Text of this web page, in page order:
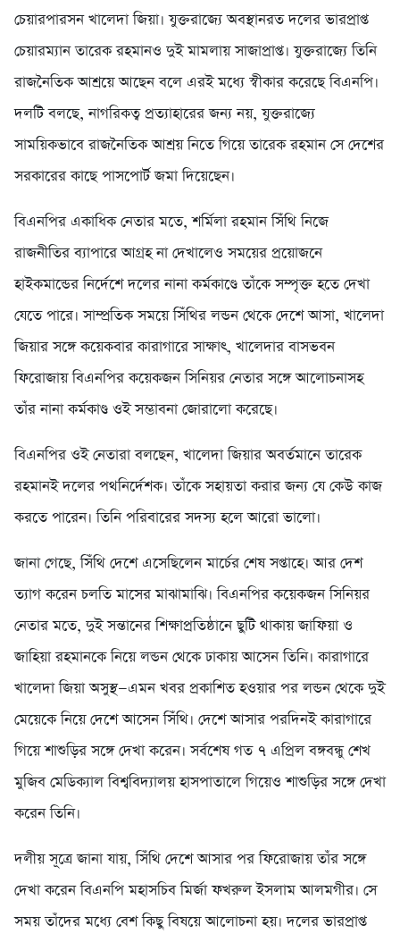
চেয়ারপারসন খালেদা জিয়া। যুক্তরাজ্যে অবস্থানরত দলের ভারপ্রাপ্ত
চেয়ারম্যান তারেক রহমানও দুই মামলায় সাজাপ্রাপ্ত। যুক্তরাজ্যে তিনি
রাজনৈতিক আশ্রয়ে আছেন বলে এরই মধ্যে স্বীকার করেছে বিএনপি।
দলটি বলছে, নাগরিকত্ব প্রত্যাহারের জন্য নয়, যুক্তরাজ্যে
সাময়িকভাবে রাজনৈতিক আশ্রয় নিতে গিয়ে তারেক রহমান সে দেশের
সরকারের কাছে পাসপোর্ট জমা দিয়েছেন।
বিএনপির একাধিক নেতার মতে, শর্মিলা রহমান সিঁথি নিজে
রাজনীতির ব্যাপারে আগ্রহ না দেখালেও সময়ের প্রয়োজনে
হাইকমান্ডের নির্দেশে দলের নানা কর্মকাণ্ডে তাঁকে সম্পৃক্ত হতে দেখা
যেতে পারে। সাম্প্রতিক সময়ে সিঁথির লন্ডন থেকে দেশে আসা, খালেদা
জিয়ার সঙ্গে কয়েকবার কারাগারে সাক্ষাৎ, খালেদার বাসভবন
ফিরোজায় বিএনপির কয়েকজন সিনিয়র নেতার সঙ্গে আলোচনাসহ
তাঁর নানা কর্মকাণ্ড ওই সম্ভাবনা জোরালো করেছে।
বিএনপির ওই নেতারা বলছেন, খালেদা জিয়ার অবর্তমানে তারেক
রহমানই দলের পথনির্দেশক। তাঁকে সহায়তা করার জন্য যে কেউ কাজ
করতে পারেন। তিনি পরিবারের সদস্য হলে আরো ভালো।
জানা গেছে, সিঁথি দেশে এসেছিলেন মার্চের শেষ সপ্তাহে। আর দেশ
ত্যাগ করেন চলতি মাসের মাঝামাঝি। বিএনপির কয়েকজন সিনিয়র
নেতার মতে, দুই সন্তানের শিক্ষাপ্রতিষ্ঠানে ছুটি থাকায় জাফিয়া ও
জাহিয়া রহমানকে নিয়ে লন্ডন থেকে ঢাকায় আসেন তিনি। কারাগারে
খালেদা জিয়া অসুস্থ—এমন খবর প্রকাশিত হওয়ার পর লন্ডন থেকে দুই
মেয়েকে নিয়ে দেশে আসেন সিঁথি। দেশে আসার পরদিনই কারাগারে
গিয়ে শাশুড়ির সঙ্গে দেখা করেন। সর্বশেষ গত ৭ এপ্রিল বঙ্গবন্ধু শেখ
মুজিব মেডিক্যাল বিশ্ববিদ্যালয় হাসপাতালে গিয়েও শাশুড়ির সঙ্গে দেখা
করেন তিনি।
দলীয় সূত্রে জানা যায়, সিঁথি দেশে আসার পর ফিরোজায় তাঁর সঙ্গে
দেখা করেন বিএনপি মহাসচিব মির্জা ফখরুল ইসলাম আলমগীর। সে
সময় তাঁদের মধ্যে বেশ কিছু বিষয়ে আলোচনা হয়। দলের ভারপ্রাপ্ত